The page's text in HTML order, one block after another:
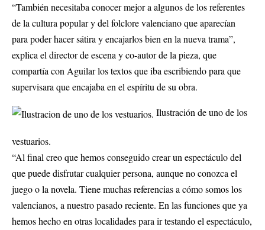
“También necesitaba conocer mejor a algunos de los referentes
de la cultura popular y del folclore valenciano que aparecían
para poder hacer sátira y encajarlos bien en la nueva trama”,
explica el director de escena y co-autor de la pieza, que
compartía con Aguilar los textos que iba escribiendo para que
supervisara que encajaba en el espíritu de su obra.
Ilustración de uno de los
vestuarios.
“Al final creo que hemos conseguido crear un espectáculo del
que puede disfrutar cualquier persona, aunque no conozca el
juego o la novela. Tiene muchas referencias a cómo somos los
valencianos, a nuestro pasado reciente. En las funciones que ya
hemos hecho en otras localidades para ir testando el espectáculo,